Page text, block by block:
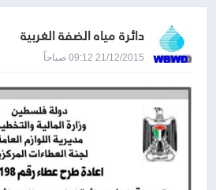
دائرة مياه الضفة الغربية
21/12/2015 09:12 صباحاً